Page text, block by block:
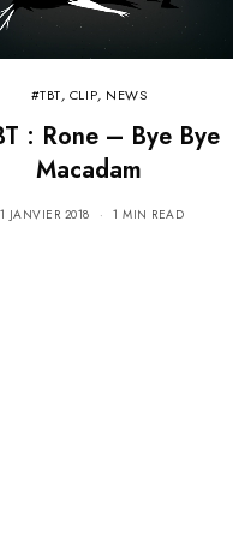
#TBT, CLIP, NEWS
: Rone – Bye Bye
Macadam
JANVIER 2018 1 MIN READ